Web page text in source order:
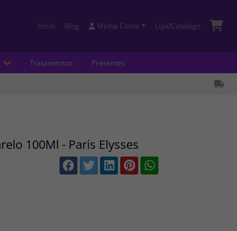
Início Blog Minha Conta Loja/Catálogo
Tratamentos Presentes
100Ml - Paris Elysses